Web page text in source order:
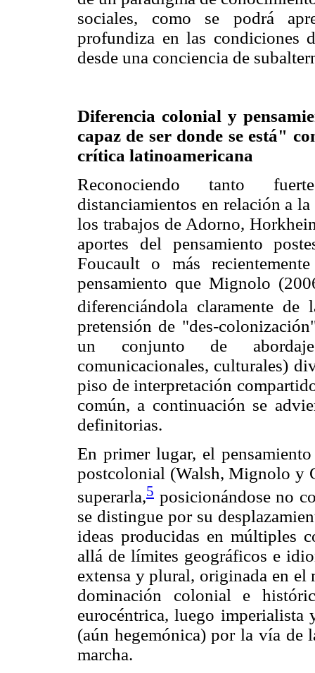
sociales, como se podrá
profundiza en las condiciones
desde una conciencia de
Diferencia colonial y
capaz de ser donde se está"
crítica latinoamericana
Reconociendo tanto
distanciamientos en relación a
los trabajos de Adorno,
aportes del pensamiento
Foucault o más
pensamiento que Mignolo
diferenciándola claramente de
pretensión de "des-
un conjunto de
comunicacionales, culturales)
piso de interpretación
común, a continuación se
definitorias.
En primer lugar, el
postcolonial (Walsh, Mignolo y
superarla,5 posicionándose no
se distingue por su
ideas producidas en múltiples
allá de límites geográficos e
extensa y plural, originada en el
dominación colonial e
eurocéntrica, luego imperialista
(aún hegemónica) por la vía de
marcha.